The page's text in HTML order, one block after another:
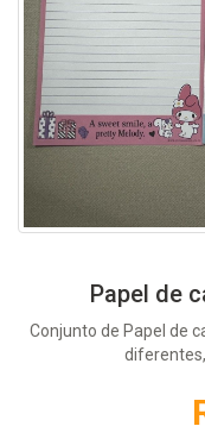
Papel de
Conjunto de Papel de